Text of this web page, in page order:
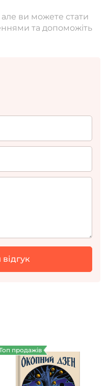
але ви можете стати
та допоможіть
продажів